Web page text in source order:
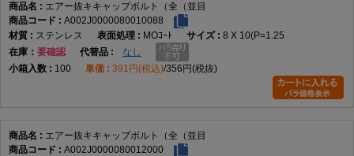
エアー抜キキャップボルト（全（並目
A002J0000080010088
ステンレス
MOｺｰﾄ
8 X 10(P=1.25
在庫
要確認
なし
100
391円(税込) 356円(税抜)
エアー抜キキャップボルト（全（並目
A002J0000080012000